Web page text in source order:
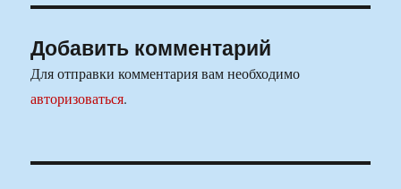
Добавить комментарий
Для отправки комментария вам необходимо
авторизоваться.